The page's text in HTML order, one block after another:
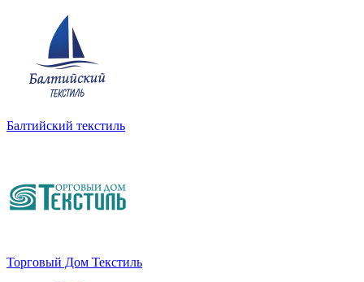
Балтийский текстиль
Торговый Дом Текстиль